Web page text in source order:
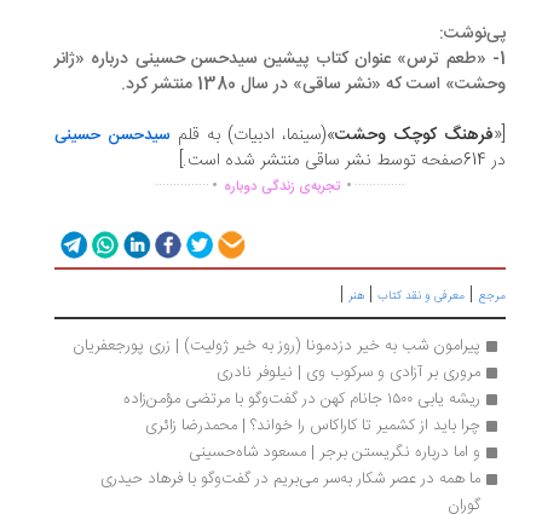
«طعم ترس» عنوان کتاب پیشین سیدحسن حسینی درباره «ژانر
است که «نشر ساقی» در سال 1380 منتشر کرد.
فرهنگ کوچک وحشت»(سینما، ادبیات) به قلمسیدحسن حسینی
................تجربه‌ی زندگی دوباره ...............
معرفی و نقد کتاب|هنر|
پیرامون شب به‌ خیر دزدمونا (روز به‌ خیر ژولیت) | زری پورجعفریان
مروری بر آزادی و سرکوب وی | نیلوفر نادری
ریشه یابی ۱۵۰۰ جانام کهن در گفت‌وگو با مرتضی مؤمن‌زاده
چرا بايد از کشمیر تا کاراکاس را خواند؟ | محمدرضا زائری
و اما درباره نگریستن برجر | مسعود شاه‏‌حسینی
ما همه در عصر شکار به‌سر می‌بریم در گفت‌وگو با فرهاد حیدری